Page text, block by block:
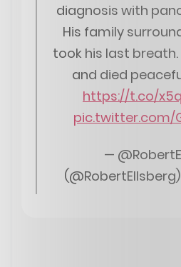
diagnosis with
His family
took his last breath.
and died
https://t.co/
pic.twitter.com/
—
(@RobertEllsberg)